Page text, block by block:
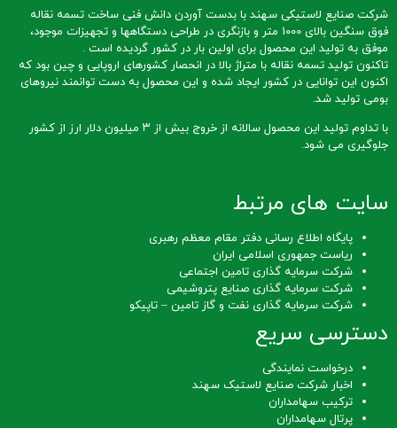
شرکت صنایع لاستیکی سهند با بدست آوردن دانش فنی ساخت تسمه نقاله
فوق سنگین بالای 1000 متر و بازنگری در طراحی دستگاهها و تجهیزات موجود،
موفق به تولید این محصول برای اولین بار در کشور گردیده است .
تاکنون تولید تسمه نقاله با متراژ بالا در انحصار کشورهای اروپایی و چین بود که
اکنون این توانایی در کشور ایجاد شده و این محصول به دست توانمند نیروهای
بومی تولید شد.
با تداوم تولید این محصول سالانه از خروج بیش از ۳ میلیون دلار ارز از کشور
جلوگیری می شود.
سایت های مرتبط
پایگاه اطلاع رسانی دفتر مقام معظم رهبری
ریاست جمهوری اسلامی ایران
شرکت سرمایه گذاری تامین اجتماعی
شرکت سرمایه گذاری صنایع پتروشیمی
شرکت سرمایه گذاری نفت و گاز تامین – تاپیکو
دسترسی سریع
درخواست نمایندگی
اخبار شرکت صنایع لاستیک سهند
ترکیب سهامداران
پرتال سهامداران